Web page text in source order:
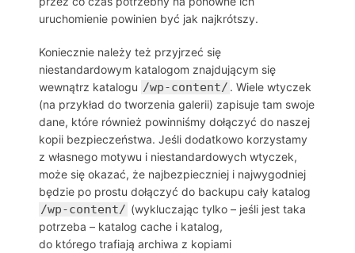
uruchomienie powinien być jak najkrótszy.
Koniecznie należy też przyjrzeć się
niestandardowym katalogom znajdującym się
wewnątrz katalogu /wp-content/ . Wiele wtyczek
(na przykład do tworzenia galerii) zapisuje tam swoje
dane, które również powinniśmy dołączyć do naszej
kopii bezpieczeństwa. Jeśli dodatkowo korzystamy
z własnego motywu i niestandardowych wtyczek,
może się okazać, że najbezpieczniej i najwygodniej
będzie po prostu dołączyć do backupu cały katalog
/wp-content/ (wykluczając tylko – jeśli jest taka
potrzeba – katalog cache i katalog,
do którego trafiają archiwa z kopiami